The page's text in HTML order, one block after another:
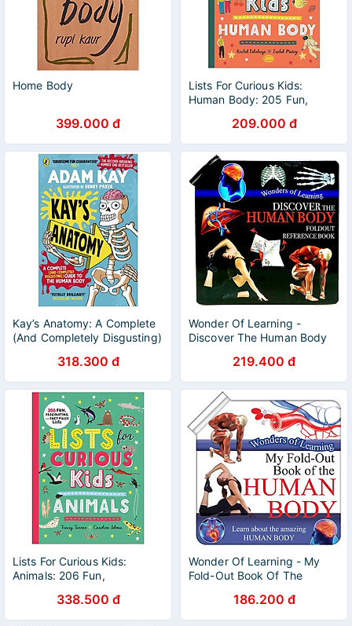
Home Body
399.000 đ
Lists For Curious Kids:
Human Body: 205 Fun,
209.000 đ
Kay’s Anatomy: A Complete
(And Completely Disgusting)
318.300 đ
Wonder Of Learning -
Discover The Human Body
219.400 đ
Lists For Curious Kids:
Animals: 206 Fun,
338.500 đ
Wonder Of Learning - My
Fold-Out Book Of The
186.200 đ